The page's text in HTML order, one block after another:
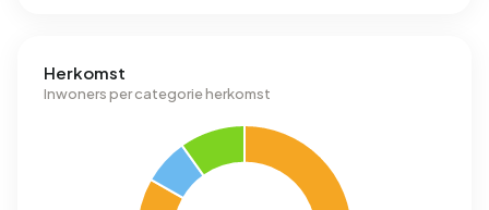
Herkomst
Inwoners per categorie herkomst